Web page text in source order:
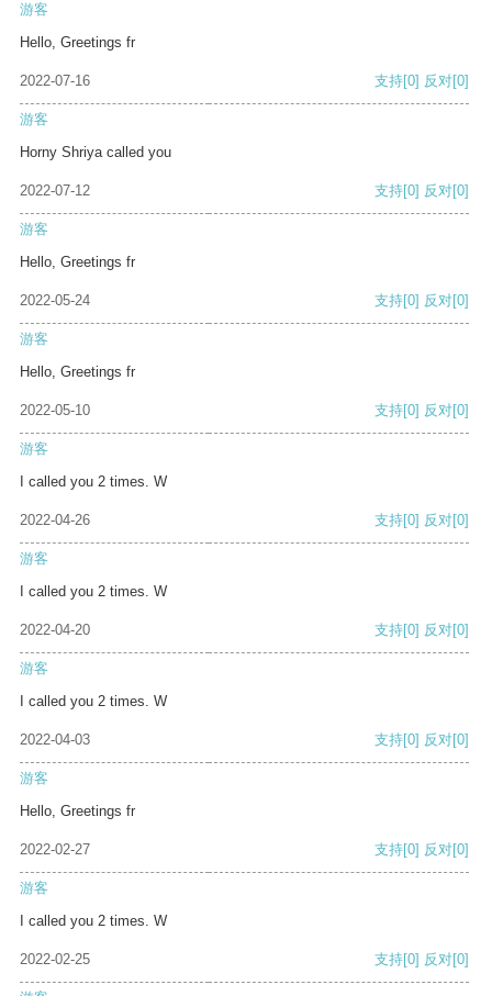
游客
Hello, Greetings fr
2022-07-16 支持[0] 反对[0]
游客
Horny Shriya called you
2022-07-12 支持[0] 反对[0]
游客
Hello, Greetings fr
2022-05-24 支持[0] 反对[0]
游客
Hello, Greetings fr
2022-05-10 支持[0] 反对[0]
游客
I called you 2 times. W
2022-04-26 支持[0] 反对[0]
游客
I called you 2 times. W
2022-04-20 支持[0] 反对[0]
游客
I called you 2 times. W
2022-04-03 支持[0] 反对[0]
游客
Hello, Greetings fr
2022-02-27 支持[0] 反对[0]
游客
I called you 2 times. W
2022-02-25 支持[0] 反对[0]